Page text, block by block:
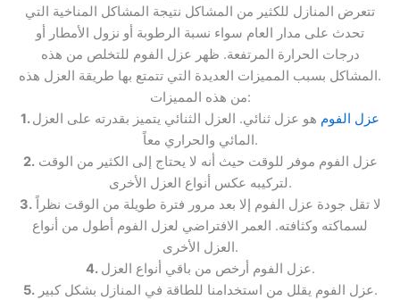
تتعرض المنازل للكثير من المشاكل نتيجة المشاكل المناخية التي
تحدث على مدار العام سواء نسبة الرطوبة أو نزول الأمطار أو
درجات الحرارة المرتفعة. ظهر عزل الفوم للتخلص من هذه
المشاكل بسبب المميزات العديدة التي تتمتع بها طريقة العزل هذه.
من هذه المميزات:
1.
عزل الفوم هو عزل ثنائي. العزل الثنائي يتميز بقدرته على العزل
المائي والحراري معاً.
2.عزل الفوم موفر للوقت حيث أنه لا يحتاج إلى الكثير من الوقت
لتركيبه عكس أنواع العزل الأخرى.
3.لا تقل جودة عزل الفوم إلا بعد مرور فترة طويلة من الوقت نظراً
لسماكته وكثافته. العمر الافتراضي لعزل الفوم أطول من أنواع
العزل الأخرى.
4.
عزل الفوم أرخص من باقي أنواع العزل.
5.
عزل الفوم يقلل من استخدامنا للطاقة في المنازل بشكل كبير.